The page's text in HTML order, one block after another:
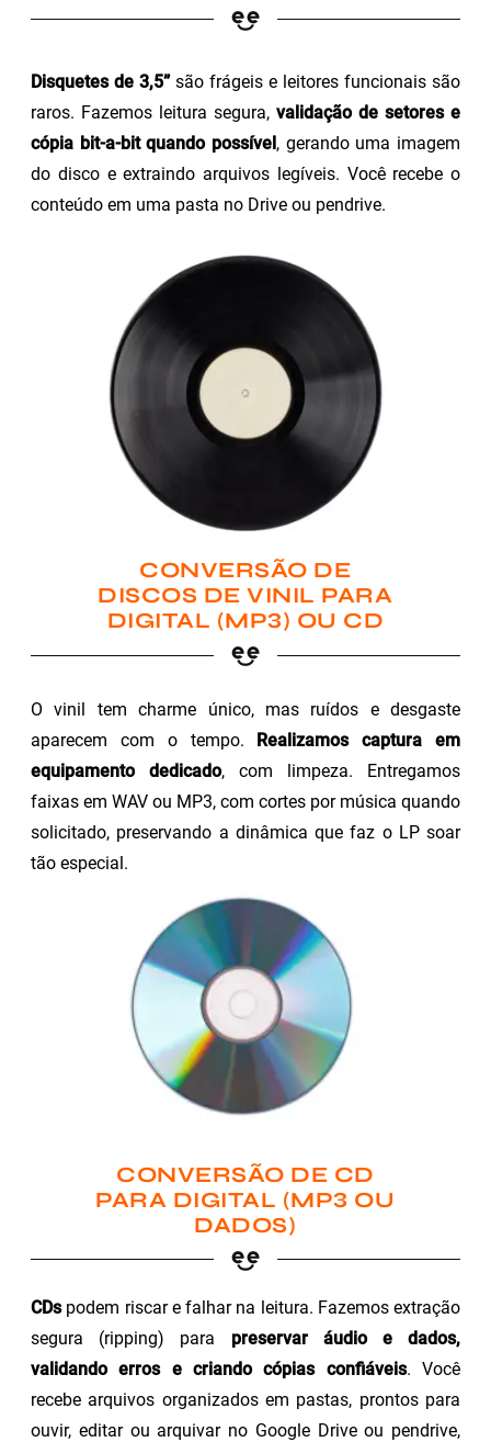
Disquetes de 3,5”são frágeis e leitores funcionais são
raros. Fazemos leitura segura, validação de setores e
cópia bit-a-bit quando possível, gerando uma imagem
do disco e extraindo arquivos legíveis. Você recebe o
conteúdo em uma pasta no Drive ou pendrive.
CONVERSÃO DE
DISCOS DE VINIL PARA
DIGITAL (MP3) OU CD
O vinil tem charme único, mas ruídos e desgaste
aparecem com o tempo.
Realizamos captura em
equipamento dedicado, com limpeza. Entregamos
faixas em WAV ou MP3, com cortes por música quando
solicitado, preservando a dinâmica que faz o LP soar
tão especial.
CONVERSÃO DE CD
PARA DIGITAL (MP3 OU
DADOS)
CDspodem riscar e falhar na leitura. Fazemos extração
segura (ripping) para preservar áudio e dados,
validando erros e criando cópias confiáveis. Você
recebe arquivos organizados em pastas, prontos para
ouvir, editar ou arquivar no Google Drive ou pendrive,